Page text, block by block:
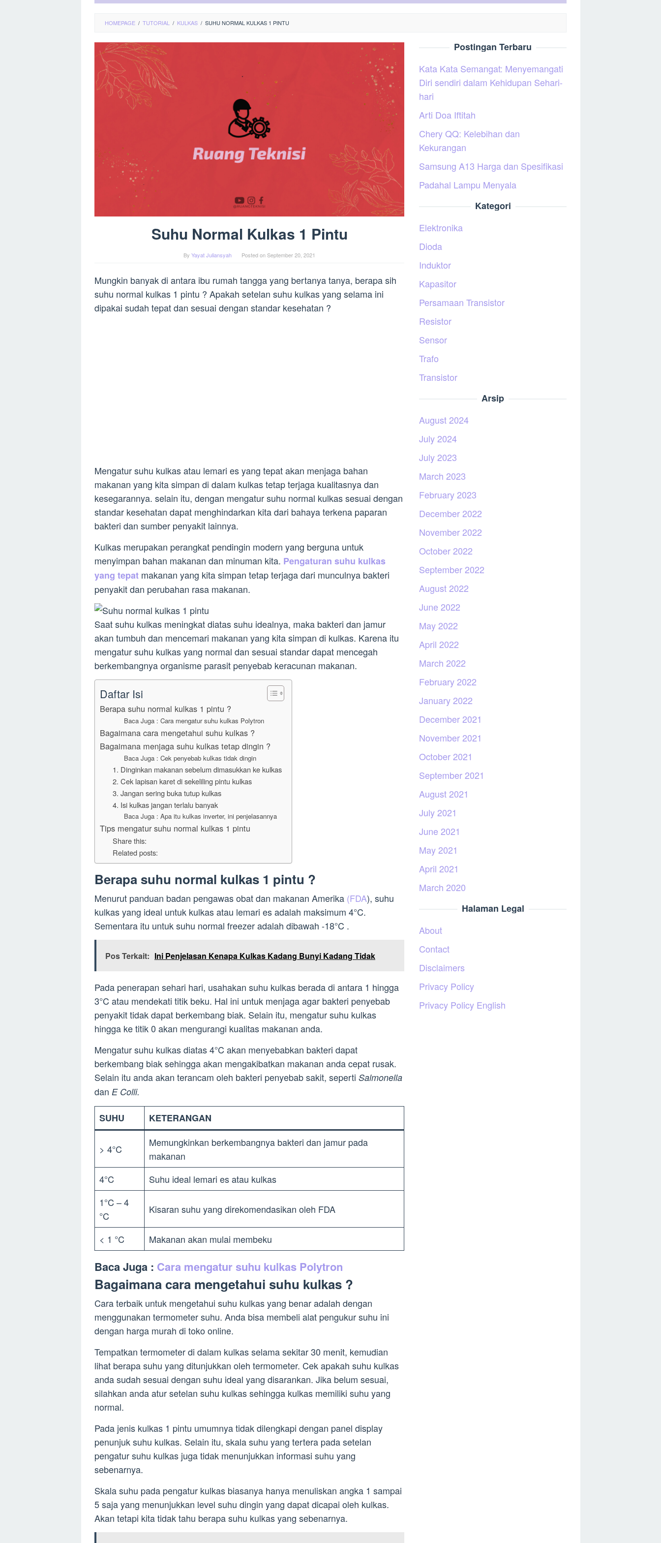
HOMEPAGE / TUTORIAL / KULKAS / SUHU NORMAL KULKAS 1 PINTU
Suhu Normal Kulkas 1 Pintu
By Yayat Juliansyah Posted onSeptember 20, 2021
Mungkin banyak di antara ibu rumah tangga yang bertanya tanya, berapa sih
suhu normal kulkas 1 pintu ? Apakah setelan suhu kulkas yang selama ini
dipakai sudah tepat dan sesuai dengan standar kesehatan ?
Mengatur suhu kulkas atau lemari es yang tepat akan menjaga bahan
makanan yang kita simpan di dalam kulkas tetap terjaga kualitasnya dan
kesegarannya. selain itu, dengan mengatur suhu normal kulkas sesuai dengan
standar kesehatan dapat menghindarkan kita dari bahaya terkena paparan
bakteri dan sumber penyakit lainnya.
Kulkas merupakan perangkat pendingin modern yang berguna untuk
menyimpan bahan makanan dan minuman kita. Pengaturan suhu kulkas
yang tepat makanan yang kita simpan tetap terjaga dari munculnya bakteri
penyakit dan perubahan rasa makanan.
Saat suhu kulkas meningkat diatas suhu idealnya, maka bakteri dan jamur
akan tumbuh dan mencemari makanan yang kita simpan di kulkas. Karena itu
mengatur suhu kulkas yang normal dan sesuai standar dapat mencegah
berkembangnya organisme parasit penyebab keracunan makanan.
Daftar Isi
Berapa suhu normal kulkas 1 pintu ?
Baca Juga : Cara mengatur suhu kulkas Polytron
Bagaimana cara mengetahui suhu kulkas ?
Bagaimana menjaga suhu kulkas tetap dingin ?
Baca Juga : Cek penyebab kulkas tidak dingin
1. Dinginkan makanan sebelum dimasukkan ke kulkas
2. Cek lapisan karet di sekeliling pintu kulkas
3. Jangan sering buka tutup kulkas
4. Isi kulkas jangan terlalu banyak
Baca Juga : Apa itu kulkas inverter, ini penjelasannya
Tips mengatur suhu normal kulkas 1 pintu
Share this:
Related posts:
Berapa suhu normal kulkas 1 pintu ?
Menurut panduan badan pengawas obat dan makanan Amerika (FDA), suhu
kulkas yang ideal untuk kulkas atau lemari es adalah maksimum 4°C.
Sementara itu untuk suhu normal freezer adalah dibawah -18°C .
Pos Terkait: Ini Penjelasan Kenapa Kulkas Kadang Bunyi Kadang Tidak
Pada penerapan sehari hari, usahakan suhu kulkas berada di antara 1 hingga
3°C atau mendekati titik beku. Hal ini untuk menjaga agar bakteri penyebab
penyakit tidak dapat berkembang biak. Selain itu, mengatur suhu kulkas
hingga ke titik 0 akan mengurangi kualitas makanan anda.
Mengatur suhu kulkas diatas 4°C akan menyebabkan bakteri dapat
berkembang biak sehingga akan mengakibatkan makanan anda cepat rusak.
Selain itu anda akan terancam oleh bakteri penyebab sakit, seperti Salmonella
dan E Colli.
SUHU KETERANGAN
> 4°C
Memungkinkan berkembangnya bakteri dan jamur pada
makanan
4°C
Suhu ideal lemari es atau kulkas
1°C – 4
°C
Kisaran suhu yang direkomendasikan oleh FDA
< 1 °C Makanan akan mulai membeku
Baca Juga : Cara mengatur suhu kulkas Polytron
Bagaimana cara mengetahui suhu kulkas ?
Cara terbaik untuk mengetahui suhu kulkas yang benar adalah dengan
menggunakan termometer suhu. Anda bisa membeli alat pengukur suhu ini
dengan harga murah di toko online.
Tempatkan termometer di dalam kulkas selama sekitar 30 menit, kemudian
lihat berapa suhu yang ditunjukkan oleh termometer. Cek apakah suhu kulkas
anda sudah sesuai dengan suhu ideal yang disarankan. Jika belum sesuai,
silahkan anda atur setelan suhu kulkas sehingga kulkas memiliki suhu yang
normal.
Pada jenis kulkas 1 pintu umumnya tidak dilengkapi dengan panel display
penunjuk suhu kulkas. Selain itu, skala suhu yang tertera pada setelan
pengatur suhu kulkas juga tidak menunjukkan informasi suhu yang
sebenarnya.
Skala suhu pada pengatur kulkas biasanya hanya menuliskan angka 1 sampai
5 saja yang menunjukkan level suhu dingin yang dapat dicapai oleh kulkas.
Akan tetapi kita tidak tahu berapa suhu kulkas yang sebenarnya.
Postingan Terbaru
Kata Kata Semangat: Menyemangati
Diri sendiri dalam Kehidupan Sehari-
hari
Arti Doa Iftitah
Chery QQ: Kelebihan dan
Kekurangan
Samsung A13 Harga dan Spesifikasi
Padahal Lampu Menyala
Kategori
Elektronika
Dioda
Induktor
Kapasitor
Persamaan Transistor
Resistor
Sensor
Trafo
Transistor
Arsip
August 2024
July 2024
July 2023
March 2023
February 2023
December 2022
November 2022
October 2022
September 2022
August 2022
June 2022
May 2022
April 2022
March 2022
February 2022
January 2022
December 2021
November 2021
October 2021
September 2021
August 2021
July 2021
June 2021
May 2021
April 2021
March 2020
Halaman Legal
About
Contact
Disclaimers
Privacy Policy
Privacy Policy English